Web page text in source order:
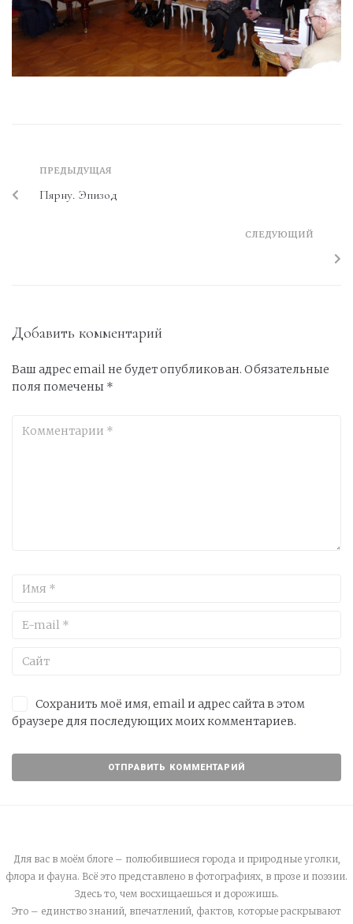
ПРЕДЫДУЩАЯ
Пярну. Эпизод
СЛЕДУЮЩИЙ
Добавить комментарий
Ваш адрес email не будет опубликован. Обязательные
поля помечены *
Сохранить моё имя, email и адрес сайта в этом
браузере для последующих моих комментариев.
Для вас в моём блоге – полюбившиеся города и природные уголки,
флора и фауна. Всё это представлено в фотографиях, в прозе и поэзии.
Здесь то, чем восхищаешься и дорожишь.
Это – единство знаний, впечатлений, фактов, которые раскрывают